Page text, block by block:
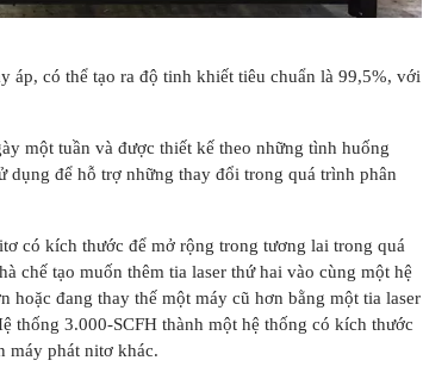
áp, có thể tạo ra độ tinh khiết tiêu chuẩn là 99,5%, với
một tuần và được thiết kế theo những tình huống
dụng để hỗ trợ những thay đổi trong quá trình phân
có kích thước để mở rộng trong tương lai trong quá
chế tạo muốn thêm tia laser thứ hai vào cùng một hệ
đang thay thế một máy cũ hơn bằng một tia laser
thống 3.000-SCFH thành một hệ thống có kích thước
máy phát nitơ khác.